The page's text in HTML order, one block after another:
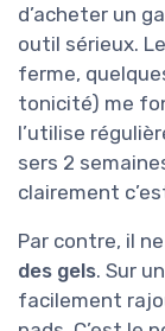
d’acheter un
outil sérieux.
ferme,
tonicité) me
l’utilise
sers 2
clairement
Par contre, il
des gels. Sur
facilement